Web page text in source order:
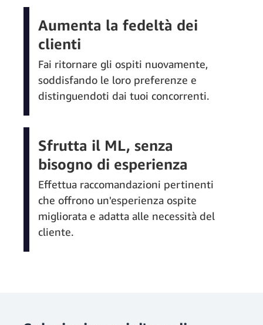
Aumenta la fedeltà dei
clienti
Fai ritornare gli ospiti nuovamente,
soddisfando le loro preferenze e
distinguendoti dai tuoi concorrenti.
Sfrutta il ML, senza
bisogno di esperienza
Effettua raccomandazioni pertinenti
che offrono un'esperienza ospite
migliorata e adatta alle necessità del
cliente.